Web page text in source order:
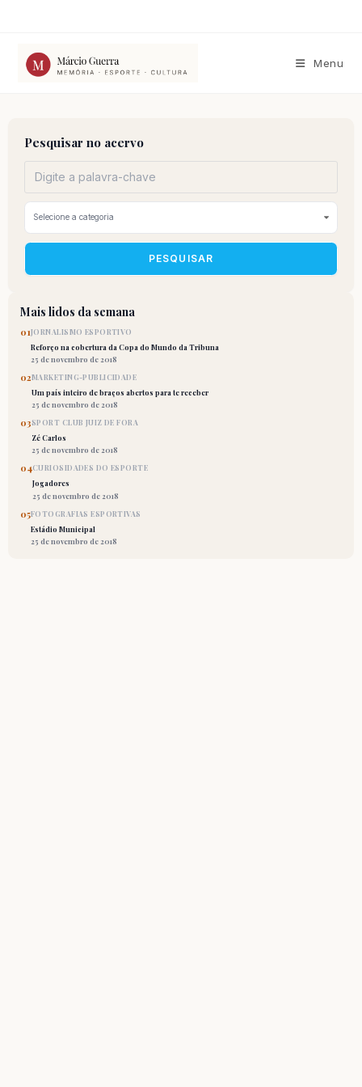
conteúdo
Menu
Pesquisar no acervo
PESQUISAR
Mais lidos da semana
01JORNALISMO ESPORTIVO
Reforço na cobertura da Copa do Mundo da Tribuna
25 de novembro de 2018
02MARKETING-PUBLICIDADE
Um país inteiro de braços abertos para te receber
25 de novembro de 2018
03SPORT CLUB JUIZ DE FORA
Zé Carlos
25 de novembro de 2018
04CURIOSIDADES DO ESPORTE
Jogadores
25 de novembro de 2018
05FOTOGRAFIAS ESPORTIVAS
Estádio Municipal
25 de novembro de 2018